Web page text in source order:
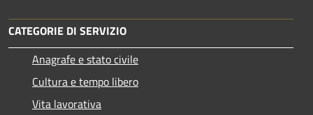
CATEGORIE DI SERVIZIO
Anagrafe e stato civile
Cultura e tempo libero
Vita lavorativa